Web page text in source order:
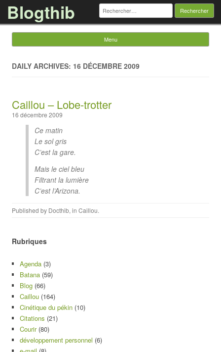
Blogthib Rechercher :
Menu
DAILY ARCHIVES: 16 DÉCEMBRE 2009
Caillou – Lobe-trotter
16 décembre 2009
Ce matin
Le sol gris
C’est la gare.
Mais le ciel bleu
Filtrant la lumière
C’est l’Arizona.
Published by Docthib, in Caillou.
Rubriques
Agenda (3)
Batana (59)
Blog (66)
Caillou (164)
Cinétique du pékin (10)
Citations (21)
Courir(80)
développement personnel (6)